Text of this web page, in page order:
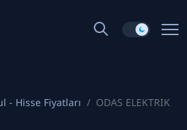
- Hisse Fiyatları ODAS ELEKTRIK